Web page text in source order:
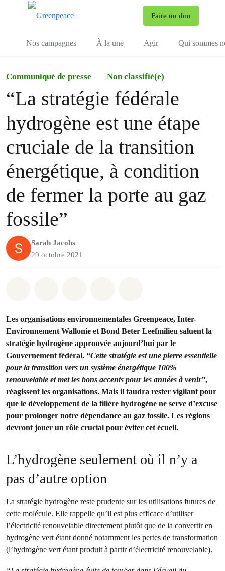
Faire un don
Nos campagnes À la une Agir Qui sommes
Communiqué de presse Non classifié(e)
“La stratégie fédérale
hydrogène est une étape
cruciale de la transition
énergétique, à condition
de fermer la porte au gaz
fossile”
Sarah Jacobs
29 octobre 2021
Les organisations environnementales Greenpeace, Inter-
Environnement Wallonie et Bond Beter Leefmilieu saluent la
stratégie hydrogène approuvée aujourd’hui par le
Gouvernement fédéral. “Cette stratégie est une pierre essentielle
pour la transition vers un système énergétique 100%
renouvelable et met les bons accents pour les années à venir”,
réagissent les organisations. Mais il faudra rester vigilant pour
que le développement de la filière hydrogène ne serve d’excuse
pour prolonger notre dépendance au gaz fossile. Les régions
devront jouer un rôle crucial pour éviter cet écueil.
L’hydrogène seulement où il n’y a
pas d’autre option
La stratégie hydrogène reste prudente sur les utilisations futures de
cette molécule. Elle rappelle qu’il est plus efficace d’utiliser
l’électricité renouvelable directement plutôt que de la convertir en
hydrogène vert étant donné notamment les pertes de transformation
(l’hydrogène vert étant produit à partir d’électricité renouvelable).